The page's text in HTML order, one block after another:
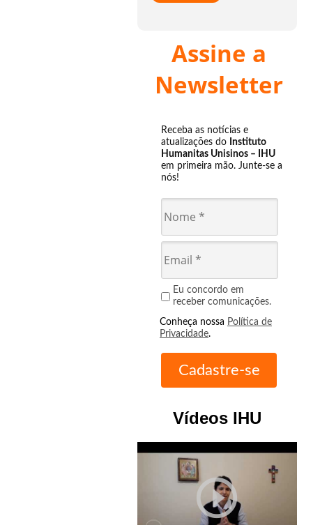
Assine a
Newsletter
Receba as notícias e
atualizações do Instituto
Humanitas Unisinos – IHU
em primeira mão. Junte-se a
nós!
Eu concordo em
receber comunicações.
Conheça nossa Política de
Privacidade.
Vídeos IHU
play_circle_outline